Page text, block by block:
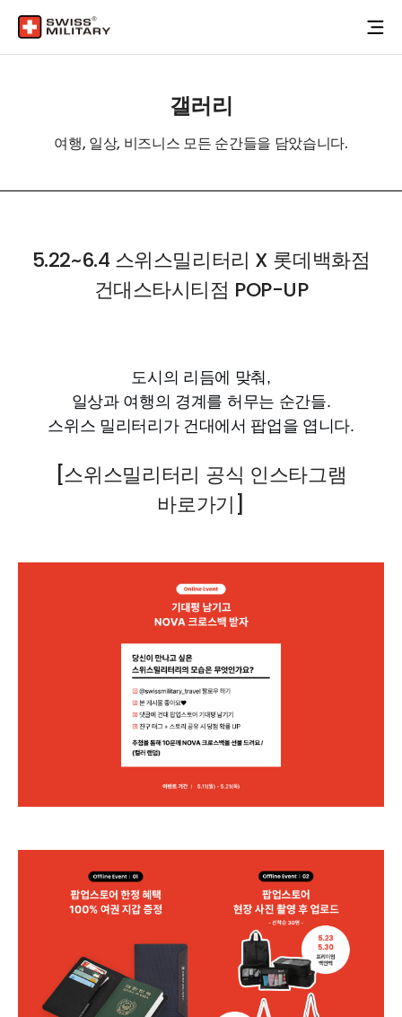
갤러리
여행, 일상, 비즈니스 모든 순간들을 담았습니다.
5.22~6.4 스위스밀리터리 X 롯데백화점
건대스타시티점 POP-UP
도시의 리듬에 맞춰,
일상과 여행의 경계를 허무는 순간들.
스위스 밀리터리가 건대에서 팝업을 엽니다.
[스위스밀리터리 공식 인스타그램
바로가기]